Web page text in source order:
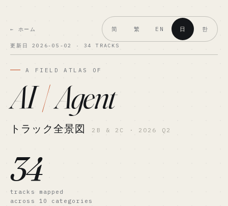
← ホーム 简 繁 EN 日 한
更新日 2026-05-02 · 34 TRACKS
A FIELD ATLAS OF
AI/Agent
トラック全景図 2B & 2C · 2026 Q2
34
tracks mapped
across 10 categories